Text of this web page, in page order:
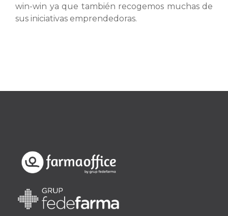
win-win ya que también recogemos muchas de
sus iniciativas emprendedoras.